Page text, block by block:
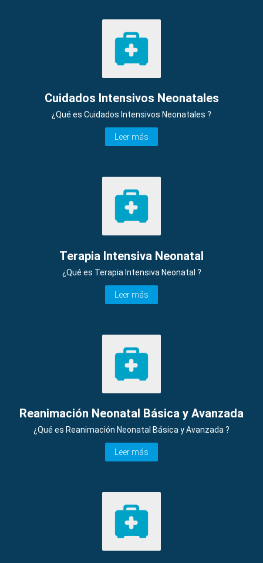
Cuidados Intensivos Neonatales
¿Qué es Cuidados Intensivos Neonatales ?
Leer más
Terapia Intensiva Neonatal
¿Qué es Terapia Intensiva Neonatal ?
Leer más
Reanimación Neonatal Básica y Avanzada
¿Qué es Reanimación Neonatal Básica y Avanzada ?
Leer más